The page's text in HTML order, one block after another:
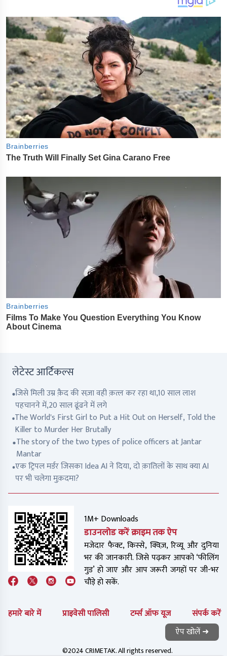
लेटेस्ट आर्टिकल्स
जिसे मिली उम्र क़ैद की सज़ा वही क़त्ल कर रहा था,10 साल लाश
पहचानने में,20 साल ढूंढने में लगे
The World's First Girl to Put a Hit Out on Herself, Told the
Killer to Murder Her Brutally
The story of the two types of police officers at Jantar
Mantar
एक ट्रिपल मर्डर जिसका Idea AI ने दिया, दो क़ातिलों के साथ क्या AI
पर भी चलेगा मुक़दमा?
1M+ Downloads
डाउनलोड करें क्राइम तक ऐप
मजेदार फैक्ट, किस्से, क्विज़, रिव्यू और दुनिया
भर की जानकारी. जिसे पढ़कर आपको ‘फीलिंग
गुड’ हो जाए और आप जरूरी जगहों पर जी-भर
चौड़े हो सकें.
हमारे बारे में प्राइवेसी पालिसी टर्म्स ऑफ यूज संपर्क करें
©2024 CRIMETAK. All rights reserved.
ऐप खोलें ➜